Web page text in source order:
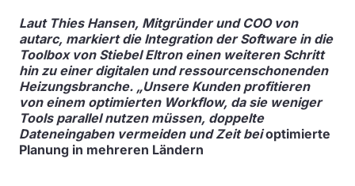
Laut Thies Hansen, Mitgründer und COO von
autarc, markiert die Integration der Software in die
Toolbox von Stiebel Eltron einen weiteren Schritt
hin zu einer digitalen und ressourcenschonenden
Heizungsbranche. „Unsere Kunden profitieren
von einem optimierten Workflow, da sie weniger
Tools parallel nutzen müssen, doppelte
Dateneingaben vermeiden und Zeit bei optimierte
Planung in mehreren Ländern